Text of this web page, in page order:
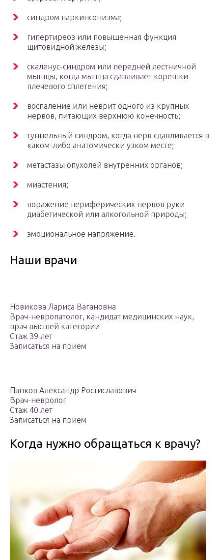
синдром паркинсонизма;
гипертиреоз или повышенная функция
щитовидной железы;
скаленус-синдром или передней лестничной
мышцы, когда мышца сдавливает корешки
плечевого сплетения;
воспаление или неврит одного из крупных
нервов, питающих верхнюю конечность;
туннельный синдром, когда нерв сдавливается в
каком-либо анатомически узком месте;
метастазы опухолей внутренних органов;
миастения;
поражение периферических нервов руки
диабетической или алкогольной природы;
эмоциональное напряжение.
Наши врачи
Новикова Лариса Вагановна
Врач-невропатолог, кандидат медицинских наук,
врач высшей категории
Стаж 39 лет
Записаться на прием
Панков Александр Ростиславович
Врач-невролог
Стаж 40 лет
Записаться на прием
Когда нужно обращаться к врачу?